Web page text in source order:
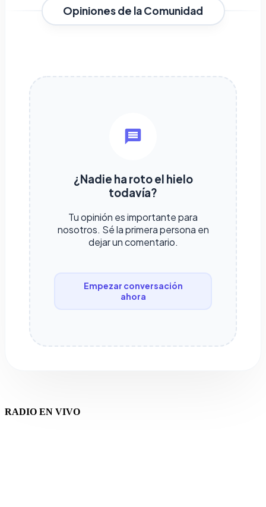
Opiniones de la Comunidad
¿Nadie ha roto el hielo
todavía?
Tu opinión es importante para
nosotros. Sé la primera persona en
dejar un comentario.
Empezar conversación
ahora
RADIO EN VIVO